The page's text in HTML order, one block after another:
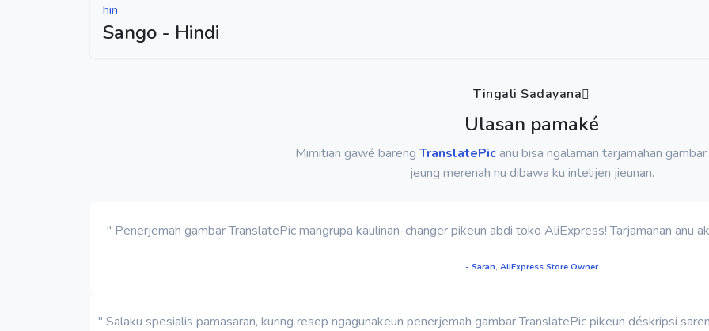
hin
Sango - Hindi
Tingali Sadayana
Ulasan pamaké
Mimitian gawé bareng TranslatePicanu bisa ngalaman tarjamahan
jeung merenah nu dibawa ku intelijen jieunan.
" Penerjemah gambar TranslatePic mangrupa kaulinan-changer pikeun abdi toko AliExpress! Tarjamahan anu
- Sarah, AliExpress Store Owner
" Salaku spesialis pamasaran, kuring resep ngagunakeun penerjemah gambar TranslatePic pikeun déskripsi